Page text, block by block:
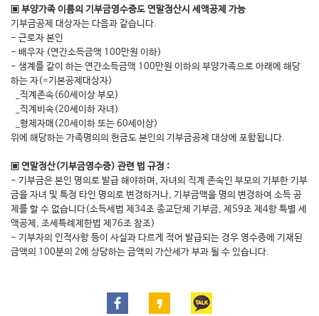
▣ 부양가족 이름의 기부금영수증도 연말정산시 세액공제 가능
기부금공제 대상자는 다음과 같습니다.
- 근로자 본인
- 배우자 (연간소득금액 100만원 이하)
- 생계를 같이 하는 연간소득금액 100만원 이하의 부양가족으로 아래에 해당
하는 자(=기본공제대상자)
_직계존속(60세이상 부모)
_직계비속(20세이하 자녀)
_형제자매(20세이하 또는 60세이상)
위에 해당하는 가족명의의 헌금도 본인의 기부금공제 대상에 포함됩니다.
▣ 연말정산(기부금영수증) 관련 법 규정 :
- 기부금은 본인 명의로 발급 해야하며, 자녀의 직계 존속인 부모의 기부한 기부
금을 자녀 및 특정 타인 명의로 변경하거나, 기부금액을 명의 변경하여 소득 공
제를 할 수 없습니다(소득세법 제34조 종교단체 기부금, 제59조 제4항 특별 세
액공제, 조세특례제한법 제76조 참조)
- 기부자의 인적사항 등이 사실과 다르게 적어 발급되는 경우 영수증에 기재된
금액의 100분의 2에 상당하는 금액의 가산세가 부과 될 수 있습니다.